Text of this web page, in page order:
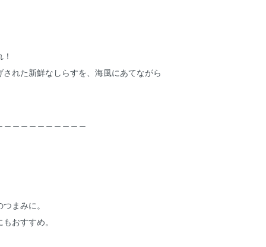
れた新鮮なしらすを、海風にあてながら
まみに。
おすすめ。